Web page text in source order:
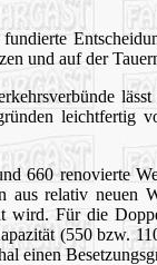
und auf der
leichtfertig
660 renovierte
aus relativ neuen
Für die
(550 bzw.
einen